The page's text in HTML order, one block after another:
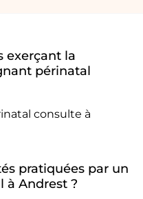
exerçant la
périnatal
consulte à
pratiquées par un
à Andrest ?